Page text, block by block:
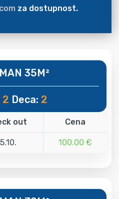
za dostupnost.
35M²
2 Deca: 2
out Cena
100.00 €